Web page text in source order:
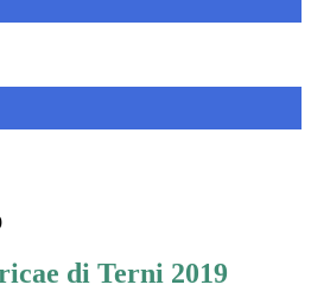
di Terni 2019